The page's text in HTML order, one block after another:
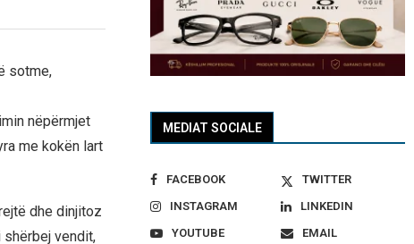
sotme,
nëpërmjet
me kokën lart
dhe dinjitoz
shërbej vendit,
MEDIAT SOCIALE
FACEBOOK
TWITTER
INSTAGRAM
LINKEDIN
YOUTUBE
EMAIL